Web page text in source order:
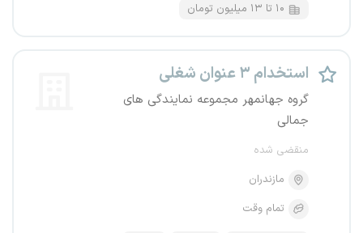
۱۰ تا ۱۳ میلیون تومان
استخدام ۳ عنوان شغلی
گروه جهانمهر مجموعه نمایندگی های
جمالی
منقضی شده
مازندران
تمام وقت